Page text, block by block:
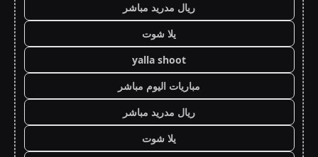
ريال مدريد مباشر
يلا شوت
yalla shoot
مباريات اليوم مباشر
ريال مدريد مباشر
يلا شوت